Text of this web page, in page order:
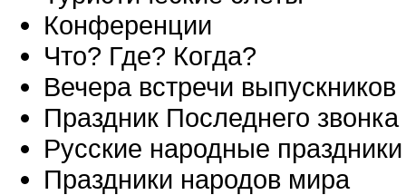
Конференции
Что? Где? Когда?
Вечера встречи выпускников
Праздник Последнего звонка
Русские народные праздники
Праздники народов мира